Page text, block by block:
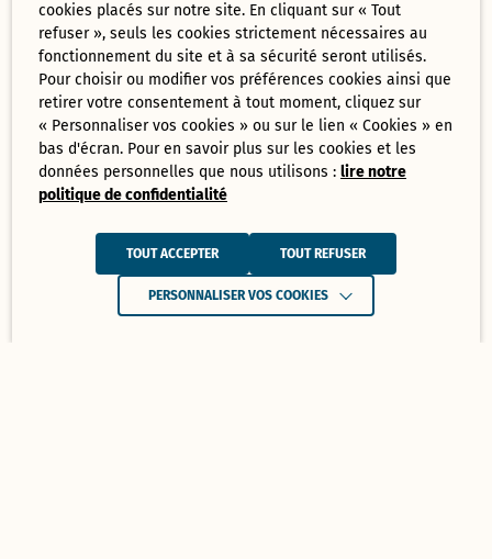
cookies placés sur notre site. En cliquant sur « Tout
refuser », seuls les cookies strictement nécessaires au
fonctionnement du site et à sa sécurité seront utilisés.
Pour choisir ou modifier vos préférences cookies ainsi que
retirer votre consentement à tout moment, cliquez sur
« Personnaliser vos cookies » ou sur le lien « Cookies » en
bas d'écran. Pour en savoir plus sur les cookies et les
données personnelles que nous utilisons :lire notre
politique de confidentialité
TOUT ACCEPTER TOUT REFUSER
PERSONNALISER VOS COOKIES